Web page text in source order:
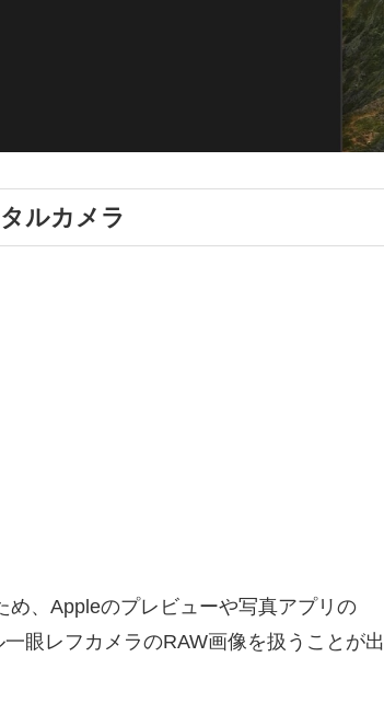
ルカメラ
、Appleのプレビューや写真アプリの
眼レフカメラのRAW画像を扱うことが出